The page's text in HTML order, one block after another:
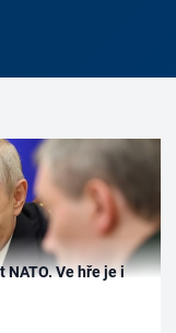
Ve hře je i